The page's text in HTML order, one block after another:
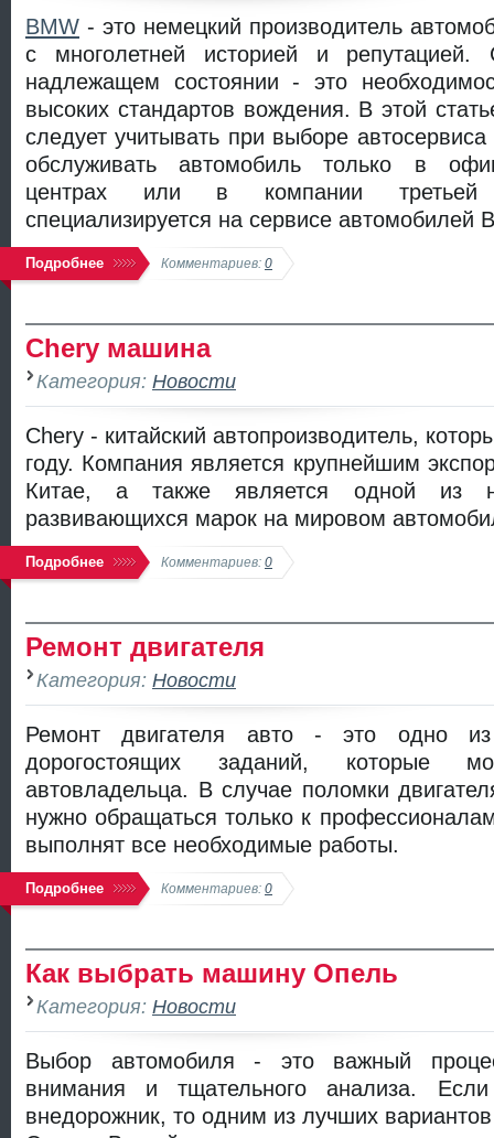
BMW - это немецкий производитель
с многолетней историей и
надлежащем состоянии - это
высоких стандартов вождения. В этой
следует учитывать при выборе
обслуживать автомобиль только в
центрах или в компании третьей
специализируется на сервисе автомобилей
Подробнее Комментариев: 0
Chery машина
Категория: Новости
Chery - китайский автопроизводитель,
году. Компания является крупнейшим
Китае, а также является одной из
развивающихся марок на мировом
Подробнее Комментариев: 0
Ремонт двигателя
Категория: Новости
Ремонт двигателя авто - это одно
дорогостоящих заданий, которые
автовладельца. В случае поломки
нужно обращаться только к
выполнят все необходимые работы.
Подробнее Комментариев: 0
Как выбрать машину Опель
Категория: Новости
Выбор автомобиля - это важный
внимания и тщательного анализа.
внедорожник, то одним из лучших